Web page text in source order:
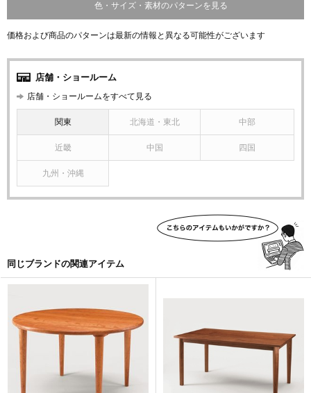
色・サイズ・素材のパターンを見る
価格および商品のパターンは最新の情報と異なる可能性がございます
店舗・ショールーム
店舗・ショールームをすべて見る
関東 北海道・東北 中部
近畿 中国 四国
九州・沖縄
同じブランドの関連アイテム